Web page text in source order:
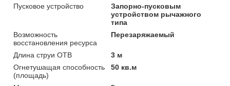
Пусковое устройство
Запорно-пусковым
устройством рычажного
типа
Возможность
восстановления ресурса
Перезаряжаемый
Длина струи ОТВ
3 м
Огнетушащая способность
(площадь)
50 кв.м